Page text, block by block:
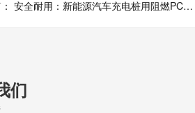
安全耐用：新能源汽车充电桩用阻燃PC/ASA材料
们